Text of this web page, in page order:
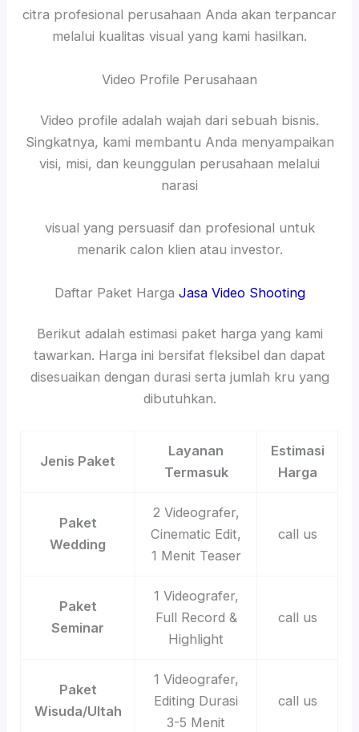
citra profesional perusahaan Anda akan terpancar
melalui kualitas visual yang kami hasilkan.
Video Profile Perusahaan
Video profile adalah wajah dari sebuah bisnis.
Singkatnya, kami membantu Anda menyampaikan
visi, misi, dan keunggulan perusahaan melalui
narasi
visual yang persuasif dan profesional untuk
menarik calon klien atau investor.
Daftar Paket Harga Jasa Video Shooting
Berikut adalah estimasi paket harga yang kami
tawarkan. Harga ini bersifat fleksibel dan dapat
disesuaikan dengan durasi serta jumlah kru yang
dibutuhkan.
Jenis Paket
Layanan
Termasuk
Estimasi
Harga
Paket
Wedding
2 Videografer,
Cinematic Edit,
1 Menit Teaser
call us
Paket
Seminar
1 Videografer,
Full Record &
Highlight
call us
Paket
Wisuda/Ultah
1 Videografer,
Editing Durasi
3-5 Menit
call us